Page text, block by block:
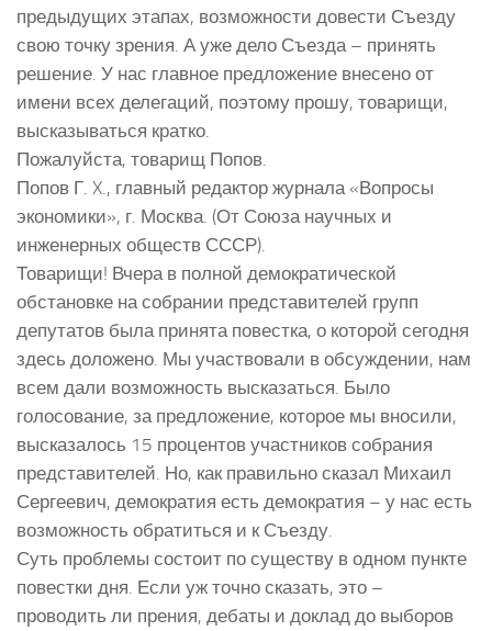
предыдущих этапах, возможности довести Съезду
свою точку зрения. А уже дело Съезда – принять
решение. У нас главное предложение внесено от
имени всех делегаций, поэтому прошу, товарищи,
высказываться кратко.
Пожалуйста, товарищ Попов.
Попов Г. X., главный редактор журнала «Вопросы
экономики», г. Москва. (От Союза научных и
инженерных обществ СССР).
Товарищи! Вчера в полной демократической
обстановке на собрании представителей групп
депутатов была принята повестка, о которой сегодня
здесь доложено. Мы участвовали в обсуждении, нам
всем дали возможность высказаться. Было
голосование, за предложение, которое мы вносили,
высказалось 15 процентов участников собрания
представителей. Но, как правильно сказал Михаил
Сергеевич, демократия есть демократия – у нас есть
возможность обратиться и к Съезду.
Суть проблемы состоит по существу в одном пункте
повестки дня. Если уж точно сказать, это –
проводить ли прения, дебаты и доклад до выборов